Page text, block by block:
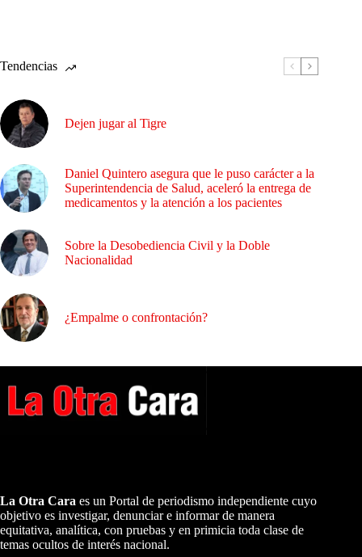
Tendencias
Dejen jugar al Tigre
Daniel Quintero asegura que le puso carácter a la
Superintendencia de Salud, aceleró la entrega de
medicamentos y la atención a los pacientes
Sobre la Desobediencia Civil y la Doble
Nacionalidad
¿Empalme o confrontación?
La Otra Cara es un Portal de periodismo independiente cuyo
objetivo es investigar, denunciar e informar de manera
equitativa, analítica, con pruebas y en primicia toda clase de
temas ocultos de interés nacional.